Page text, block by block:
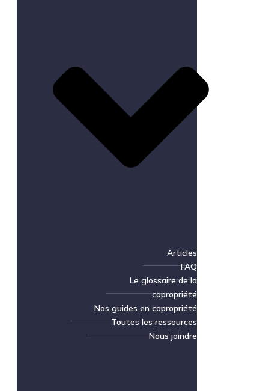
Articles
FAQ
Le glossaire de la
copropriété
Nos guides en copropriété
Toutes les ressources
Nous joindre